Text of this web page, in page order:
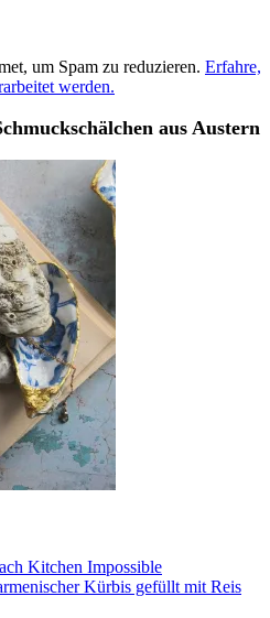
um Spam zu reduzieren. Erfahre,
werden.
aus Austern
Kitchen Impossible
Kürbis gefüllt mit Reis